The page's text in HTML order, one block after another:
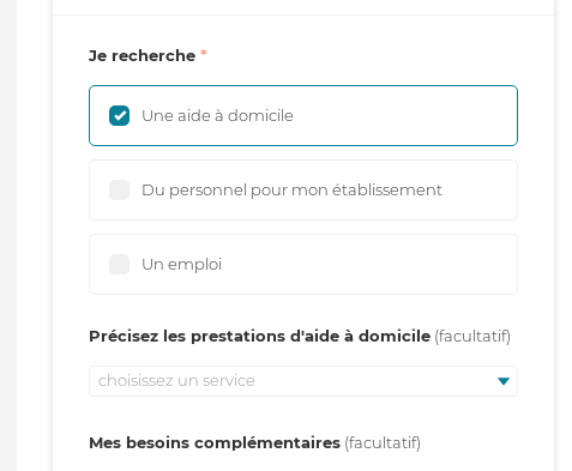
Je recherche
Une aide à domicile
Du personnel pour mon établissement
Un emploi
Précisez les prestations d'aide à domicile
choisissez un service
Mes besoins complémentaires